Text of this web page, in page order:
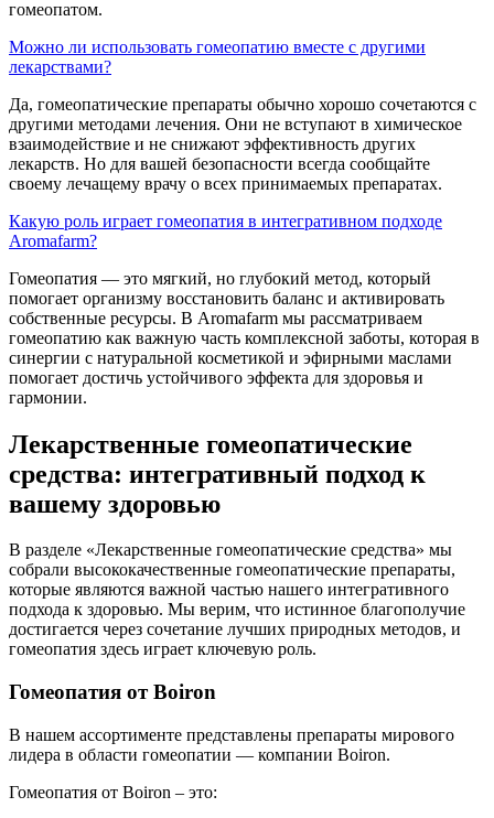
гомеопатом.
Можно ли использовать гомеопатию вместе с другими
лекарствами?
Да, гомеопатические препараты обычно хорошо сочетаются с
другими методами лечения. Они не вступают в химическое
взаимодействие и не снижают эффективность других
лекарств. Но для вашей безопасности всегда сообщайте
своему лечащему врачу о всех принимаемых препаратах.
Какую роль играет гомеопатия в интегративном подходе
Aromafarm?
Гомеопатия — это мягкий, но глубокий метод, который
помогает организму восстановить баланс и активировать
собственные ресурсы. В Aromafarm мы рассматриваем
гомеопатию как важную часть комплексной заботы, которая в
синергии с натуральной косметикой и эфирными маслами
помогает достичь устойчивого эффекта для здоровья и
гармонии.
Лекарственные гомеопатические
средства: интегративный подход к
вашему здоровью
В разделе «Лекарственные гомеопатические средства» мы
собрали высококачественные гомеопатические препараты,
которые являются важной частью нашего интегративного
подхода к здоровью. Мы верим, что истинное благополучие
достигается через сочетание лучших природных методов, и
гомеопатия здесь играет ключевую роль.
Гомеопатия от Boiron
В нашем ассортименте представлены препараты мирового
лидера в области гомеопатии — компании Boiron.
Гомеопатия от Boiron – это: